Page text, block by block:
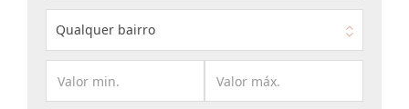
Qualquer bairro